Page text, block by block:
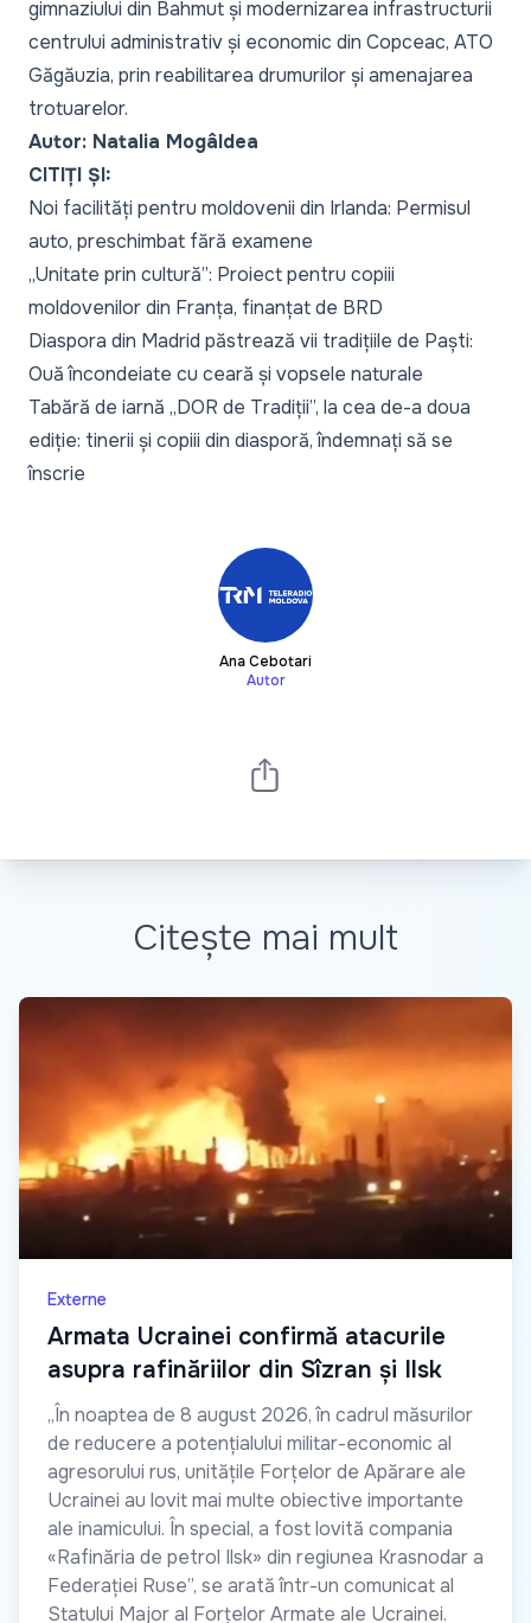
gimnaziului din Bahmut și modernizarea infrastructurii
centrului administrativ și economic din Copceac, ATO
Găgăuzia, prin reabilitarea drumurilor și amenajarea
trotuarelor.
Autor: Natalia Mogâldea
CITIȚI ȘI:
Noi facilități pentru moldovenii din Irlanda: Permisul
auto, preschimbat fără examene
„Unitate prin cultură”: Proiect pentru copiii
moldovenilor din Franța, finanțat de BRD
Diaspora din Madrid păstrează vii tradițiile de Paști:
Ouă încondeiate cu ceară și vopsele naturale
Tabără de iarnă „DOR de Tradiții”, la cea de-a doua
ediție: tinerii și copiii din diasporă, îndemnați să se
înscrie
Ana Cebotari
Autor
Citește mai mult
Externe
Armata Ucrainei confirmă atacurile
asupra rafinăriilor din Sîzran și Ilsk
„În noaptea de 8 august 2026, în cadrul măsurilor
de reducere a potențialului militar-economic al
agresorului rus, unitățile Forțelor de Apărare ale
Ucrainei au lovit mai multe obiective importante
ale inamicului. În special, a fost lovită compania
«Rafinăria de petrol Ilsk» din regiunea Krasnodar a
Federației Ruse”, se arată într-un comunicat al
Statului Major al Forțelor Armate ale Ucrainei.